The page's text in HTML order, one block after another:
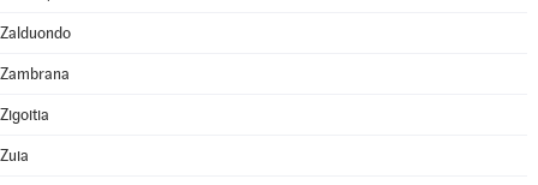
Zalduondo
Zambrana
Zigoitia
Zuia